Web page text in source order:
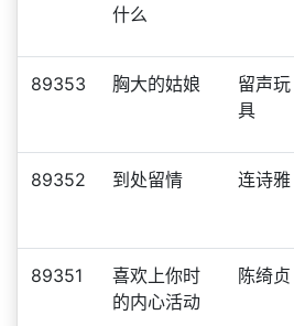
什么
89353 胸大的姑娘
留声玩
具
89352 到处留情 连诗雅
89351
喜欢上你时
的内心活动
陈绮贞